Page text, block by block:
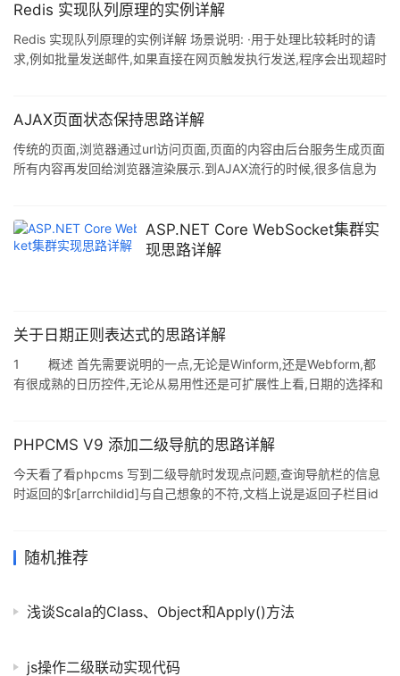
Redis 实现队列原理的实例详解
Redis 实现队列原理的实例详解 场景说明: ·用于处理比较耗时的请
求,例如批量发送邮件,如果直接在网页触发执行发送,程序会出现超时
blpop 或 lpush + brpop rpush : 往列表右侧推入数据 blpop : 客户
>prepare('select id, c
AJAX页面状态保持思路详解
传统的页面,浏览器通过url访问页面,页面的内容由后台服务生成页面
所有内容再发回给浏览器渲染展示.到AJAX流行的时候,很多信息为
传统的状态保存在地址栏,如: www.abc.com/search?
s=abc&id=23&page=3 如果通过这种方式的话,浏览器会刷新页面,
ASP.NET Core WebSocket集群实
现思路详解
关于日期正则表达式的思路详解
1 概述 首先需要说明的一点,无论是Winform,还是Webform,都
有很成熟的日历控件,无论从易用性还是可扩展性上看,日期的选择和
漏或错误的地方,还请大家指正. 日期正则一般是对格式有要求,且数
复杂程度也自然不同.正则的书写需要根据具体情况具体分析,一个基
本原则就是:只写合适的,不写复杂
PHPCMS V9 添加二级导航的思路详解
今天看了看phpcms 写到二级导航时发现点问题,查询导航栏的信息
时返回的$r[arrchildid]与自己想象的不符,文档上说是返回子栏目id
{pc:content action=
随机推荐
浅谈Scala的Class、Object和Apply()方法
js操作二级联动实现代码